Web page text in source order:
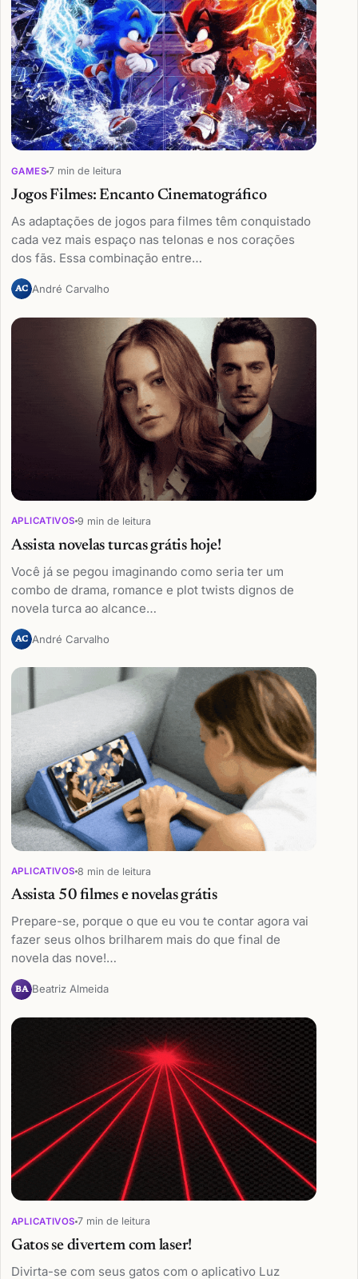
GAMES 7 min de leitura
Jogos Filmes: Encanto Cinematográfico
As adaptações de jogos para filmes têm conquistado
cada vez mais espaço nas telonas e nos corações
dos fãs. Essa combinação entre…
AC André Carvalho
APLICATIVOS 9 min de leitura
Assista novelas turcas grátis hoje!
Você já se pegou imaginando como seria ter um
combo de drama, romance e plot twists dignos de
novela turca ao alcance…
AC André Carvalho
APLICATIVOS 8 min de leitura
Assista 50 filmes e novelas grátis
Prepare-se, porque o que eu vou te contar agora vai
fazer seus olhos brilharem mais do que final de
novela das nove!…
BA Beatriz Almeida
APLICATIVOS 7 min de leitura
Gatos se divertem com laser!
Divirta-se com seus gatos com o aplicativo Luz